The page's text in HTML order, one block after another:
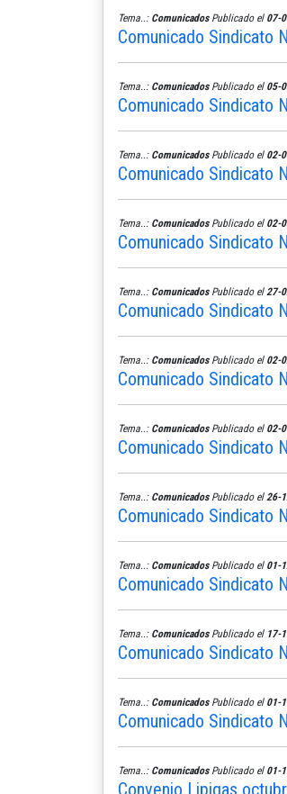
Tema..: ComunicadosPublicado el 07-
Comunicado Sindicato
Tema..: ComunicadosPublicado el 05-
Comunicado Sindicato
Tema..: ComunicadosPublicado el 02-
Comunicado Sindicato
Tema..: ComunicadosPublicado el 02-
Comunicado Sindicato
Tema..: ComunicadosPublicado el27-
Comunicado Sindicato
Tema..: ComunicadosPublicado el 02-
Comunicado Sindicato
Tema..: ComunicadosPublicado el 02-
Comunicado Sindicato
Tema..: ComunicadosPublicado el26-
Comunicado Sindicato
Tema..: ComunicadosPublicado el 01-
Comunicado Sindicato
Tema..: ComunicadosPublicado el 17-
Comunicado Sindicato
Tema..: ComunicadosPublicado el 01-
Comunicado Sindicato
Tema..: ComunicadosPublicado el 01-
Convenio Lipigas